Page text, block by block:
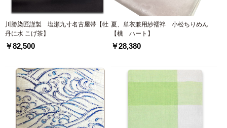
川勝染匠謹製 塩瀬九寸名古屋帯【牡
丹に水 こげ茶】
￥82,500
夏、単衣兼用紗襦袢 小松ちりめん
【桃 ハート】
￥28,380